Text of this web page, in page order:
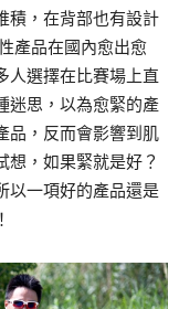
積，在背部也有設計
產品在國內愈出愈
人選擇在比賽場上直
迷思，以為愈緊的產
品，反而會影響到肌
想，如果緊就是好？
以一項好的產品還是